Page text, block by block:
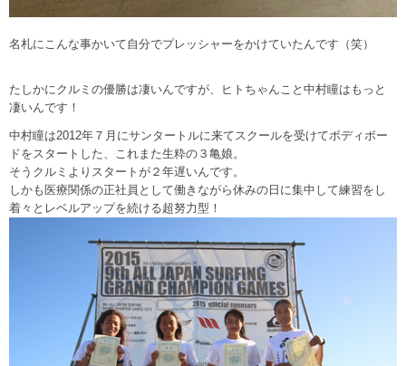
名札にこんな事かいて自分でプレッシャーをかけていたんです（笑）
たしかにクルミの優勝は凄いんですが、ヒトちゃんこと中村瞳はもっと
凄いんです！
中村瞳は2012年７月にサンタートルに来てスクールを受けてボディボー
ドをスタートした、これまた生粋の３亀娘。
そうクルミよりスタートが２年遅いんです。
しかも医療関係の正社員として働きながら休みの日に集中して練習をし
着々とレベルアップを続ける超努力型！